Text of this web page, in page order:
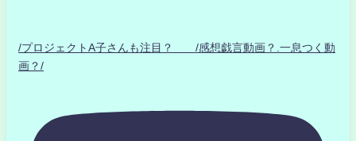
/プロジェクトA子さんも注目？ /感想戯言動画？.一息つく動
画？/